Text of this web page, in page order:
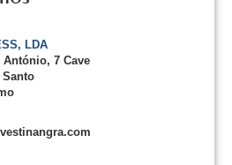
LDA
António, 7 Cave
Santo